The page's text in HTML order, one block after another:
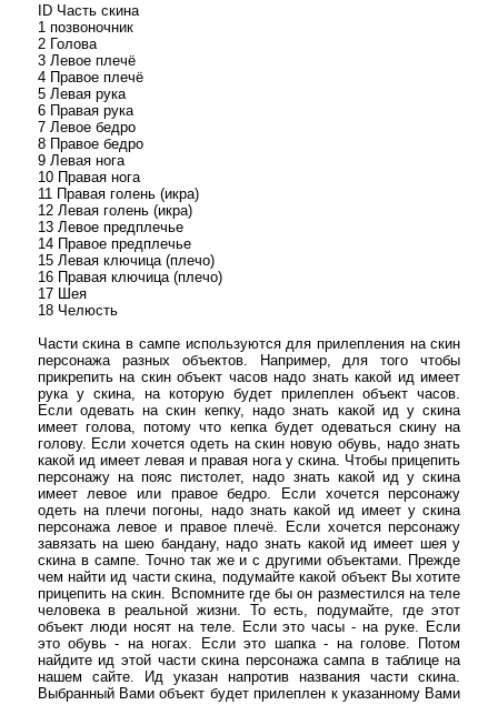
ID Часть скина
1 позвоночник
2 Голова
3 Левое плечё
4 Правое плечё
5 Левая рука
6 Правая рука
7 Левое бедро
8 Правое бедро
9 Левая нога
10 Правая нога
11 Правая голень (икра)
12 Левая голень (икра)
13 Левое предплечье
14 Правое предплечье
15 Левая ключица (плечо)
16 Правая ключица (плечо)
17 Шея
18 Челюсть
Части скина в сампе используются для прилепления на скин
персонажа разных объектов. Например, для того чтобы
прикрепить на скин объект часов надо знать какой ид имеет
рука у скина, на которую будет прилеплен объект часов.
Если одевать на скин кепку, надо знать какой ид у скина
имеет голова, потому что кепка будет одеваться скину на
голову. Если хочется одеть на скин новую обувь, надо знать
какой ид имеет левая и правая нога у скина. Чтобы прицепить
персонажу на пояс пистолет, надо знать какой ид у скина
имеет левое или правое бедро. Если хочется персонажу
одеть на плечи погоны, надо знать какой ид имеет у скина
персонажа левое и правое плечё. Если хочется персонажу
завязать на шею бандану, надо знать какой ид имеет шея у
скина в сампе. Точно так же и с другими объектами. Прежде
чем найти ид части скина, подумайте какой объект Вы хотите
прицепить на скин. Вспомните где бы он разместился на теле
человека в реальной жизни. То есть, подумайте, где этот
объект люди носят на теле. Если это часы - на руке. Если
это обувь - на ногах. Если это шапка - на голове. Потом
найдите ид этой части скина персонажа сампа в таблице на
нашем сайте. Ид указан напротив названия части скина.
Выбранный Вами объект будет прилеплен к указанному Вами